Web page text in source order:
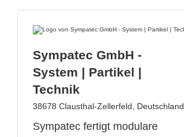
Sympatec GmbH -
System | Partikel |
Technik
38678 Clausthal-Zellerfeld, Deutschland
Sympatec fertigt modulare